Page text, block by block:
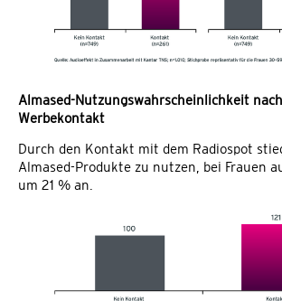
Almased-Nutzungswahrscheinlichkeit
Werbekontakt
Durch den Kontakt mit dem Radiospot
Almased-Produkte zu nutzen, bei Frauen
um 21 % an.